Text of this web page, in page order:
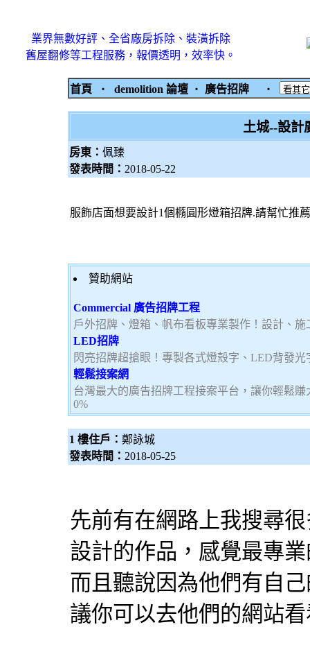
業界無數好評、全省廠房拆除、裝潢拆除
舊屋翻修等工程服務，報價透明，效率快。
首頁 ‧ demolition 論壇 ‧ 廣告招牌 ‧
土城--設計
房東： 佩臻
發表時間： 2018-05-22
服飾店面想要設計1個橢圓形燈箱招牌.請幫忙推
贊助網站
Commercial 廣告招牌工程
戶外招牌、燈箱、帆布看板專業製作！設計、
LED招牌
閃亮招牌超搶眼！專製各式燈殼字、LED背發
輕鬆接案網
台灣最大的廣告招牌工程接案平台，讓你輕鬆
0%
1 樓住戶： 鄭詠城
發表時間： 2018-05-25
先前有在網路上我搜尋
設計的作品，感覺最專
而且聽說因為他們有自
議你可以去他們的網站